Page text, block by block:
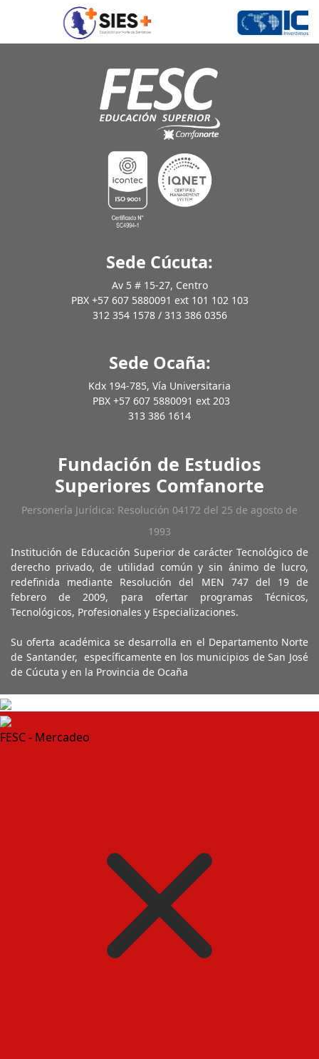
Sede Cúcuta:
Av 5 # 15-27, Centro
PBX +57 607 5880091 ext 101 102 103
312 354 1578 / 313 386 0356
Sede Ocaña:
Kdx 194-785, Vía Universitaria
PBX +57 607 5880091 ext 203
313 386 1614
Fundación de Estudios
Superiores Comfanorte
Personería Jurídica: Resolución 04172 del 25 de agosto de
1993
Institución de Educación Superior de carácter Tecnológico de
derecho privado, de utilidad común y sin ánimo de lucro,
redefinida mediante Resolución del MEN 747 del 19 de
febrero de 2009, para ofertar programas Técnicos,
Tecnológicos, Profesionales y Especializaciones.
Su oferta académica se desarrolla en el Departamento Norte
de Santander, específicamente en los municipios de San José
de Cúcuta y en la Provincia de Ocaña
FESC - Mercadeo